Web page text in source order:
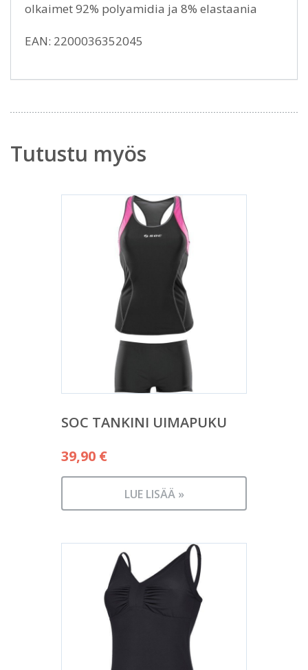
olkaimet 92% polyamidia ja 8% elastaania
EAN: 2200036352045
Tutustu myös
SOC TANKINI UIMAPUKU
39,90 €
LUE LISÄÄ »